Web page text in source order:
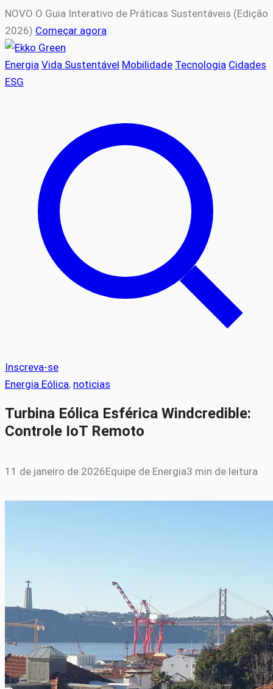
NOVO O Guia Interativo de Práticas Sustentáveis (Edição
2026) Começar agora
Energia Vida Sustentável Mobilidade Tecnologia Cidades
ESG
Inscreva-se
Energia Eólica, noticias
Turbina Eólica Esférica Windcredible:
Controle IoT Remoto
11 de janeiro de 2026Equipe de Energia3 min de leitura